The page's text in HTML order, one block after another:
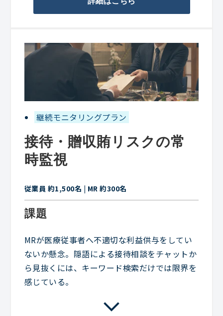
継続モニタリングプラン
接待・贈収賄リスクの常
時監視
従業員 約1,500名 | MR 約300名
課題
MRが医療従事者へ不適切な利益供与をしてい
ないか懸念。隠語による接待相談をチャットか
ら見抜くには、キーワード検索だけでは限界を
感じている。